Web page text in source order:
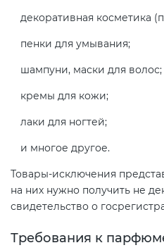
декоративная косметика
пенки для умывания;
шампуни, маски для волос;
кремы для кожи;
лаки для ногтей;
и многое другое.
Товары-исключения
на них нужно получить не
свидетельство о
Требования к
регламенты